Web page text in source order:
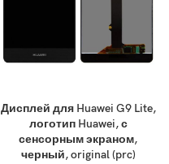
Дисплей для Huawei G9 Lite,
логотип Huawei, с
сенсорным экраном,
черный, original (prc)